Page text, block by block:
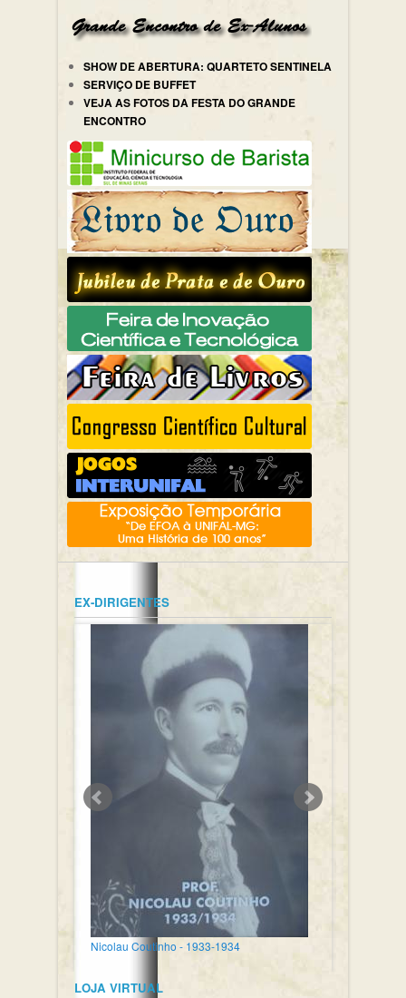
SHOW DE ABERTURA: QUARTETO SENTINELA
SERVIÇO DE BUFFET
VEJA AS FOTOS DA FESTA DO GRANDE
ENCONTRO
EX-DIRIGENTES
Nicolau Coutinho - 1933-1934
LOJA VIRTUAL